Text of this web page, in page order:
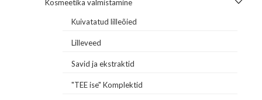
Kosmeetika valmistamine
Kuivatatud lilleõied
Lilleveed
Savid ja ekstraktid
"TEE ise" Komplektid